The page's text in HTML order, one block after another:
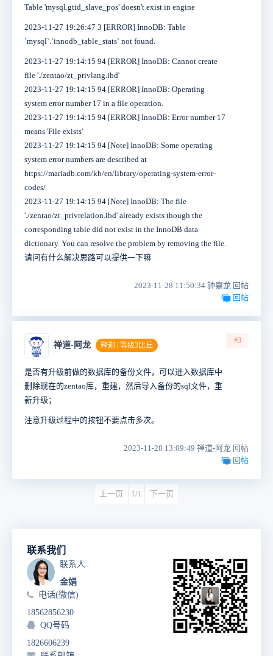
Table 'mysql.gtid_slave_pos' doesn't exist in engine
2023-11-27 19:26:47 3 [ERROR] InnoDB: Table
`mysql`.`innodb_table_stats` not found.
2023-11-27 19:14:15 94 [ERROR] InnoDB: Cannot create
file './zentao/zt_privlang.ibd'
2023-11-27 19:14:15 94 [ERROR] InnoDB: Operating
system error number 17 in a file operation.
2023-11-27 19:14:15 94 [ERROR] InnoDB: Error number 17
means 'File exists'
2023-11-27 19:14:15 94 [Note] InnoDB: Some operating
system error numbers are described at
https://mariadb.com/kb/en/library/operating-system-error-
codes/
2023-11-27 19:14:15 94 [Note] InnoDB: The file
'./zentao/zt_privrelation.ibd' already exists though the
corresponding table did not exist in the InnoDB data
dictionary. You can resolve the problem by removing the file.
请问有什么解决思路可以提供一下嘛
2023-11-28 11:50:34 钟嘉龙 回帖
回帖
禅道-阿龙 释迦 | 等级3比丘
#3
是否有升级前做的数据库的备份文件，可以进入数据库中
删除现在的zentao库，重建，然后导入备份的sql文件，重
新升级；
注意升级过程中的按钮不要点击多次。
2023-11-28 13:09:49 禅道-阿龙 回帖
回帖
上一页 1/1 下一页
联系我们
联系人
金娟
电话(微信)
18562856230
QQ号码
1826606239